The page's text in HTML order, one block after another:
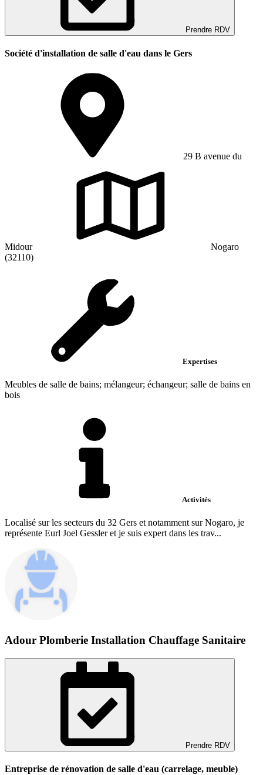
Prendre RDV
Société d'installation de salle d'eau dans le Gers
29 B avenue du
Midour
Nogaro
(32110)
Expertises
Meubles de salle de bains; mélangeur; échangeur; salle de bains en
bois
Activités
Localisé sur les secteurs du 32 Gers et notamment sur Nogaro, je
représente Eurl Joel Gessler et je suis expert dans les trav...
Adour Plomberie Installation Chauffage Sanitaire
Prendre RDV
Entreprise de rénovation de salle d'eau (carrelage, meuble)